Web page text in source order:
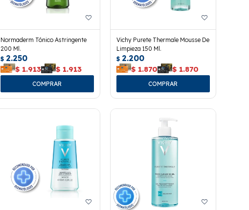
Normaderm Tónico Astringente
200 Ml.
$ 2.250
$ 1.913 $ 1.913
Vichy Purete Thermale Mousse De
Limpieza 150 Ml.
$ 2.200
$ 1.870 $ 1.870